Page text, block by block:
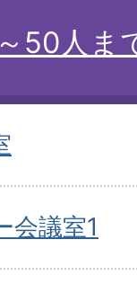
50人ま
会議室1